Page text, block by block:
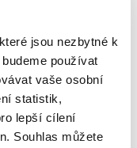
jsou nezbytné k
používat
vaše osobní
statistik,
lepší cílení
Souhlas můžete